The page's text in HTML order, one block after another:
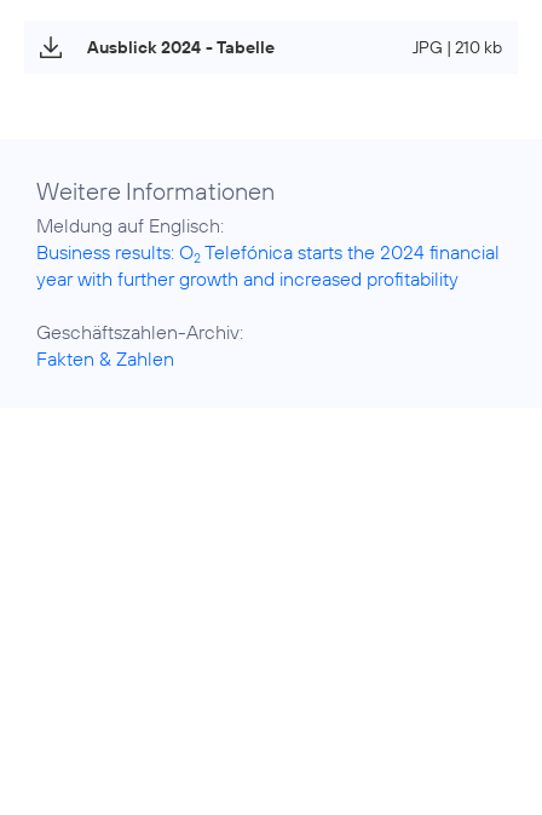
Ausblick 2024 - Tabelle JPG | 210 kb
Weitere Informationen
Business results: O2 Telefónica starts the 2024 financial
year with further growth and increased profitability
Fakten & Zahlen